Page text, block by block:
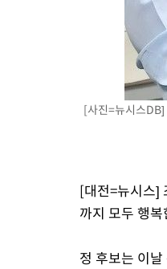
[사진=뉴시스
[대전=뉴시스]
까지 모두 행
정 후보는 이